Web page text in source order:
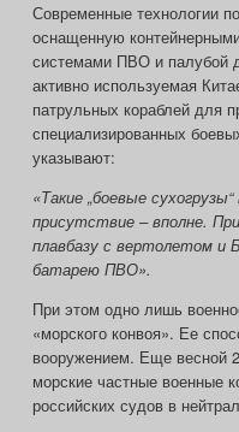
Современные технологии
оснащенную
системами ПВО и палубой
активно используемая
патрульных кораблей для
специализированных
указывают:
«Такие „боевые
присутствие – вполне.
плавбазу с вертолетом и
батарею ПВО».
При этом одно лишь
«морского конвоя». Ее
вооружением. Еще весной
морские частные военные
российских судов в